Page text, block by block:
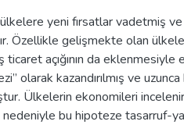
yeni fırsatlar vadetmiş
Özellikle gelişmekte olan
ticaret açığının da eklenmesiyle
olarak kazandırılmış ve
Ülkelerin ekonomileri
bu hipoteze tasarruf-